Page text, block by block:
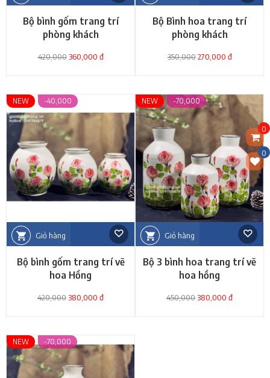
0
0
Bộ bình gốm trang trí
phòng khách
420,000360,000 đ
Bộ Bình hoa trang trí
phòng khách
350,000270,000 đ
Giỏ hàng
NEW -40,000
Bộ bình gốm trang trí vẽ
hoa Hồng
420,000 380,000 đ
Giỏ hàng
NEW -70,000
Bộ 3 bình hoa trang trí vẽ
hoa hồng
450,000 380,000 đ
NEW -70,000